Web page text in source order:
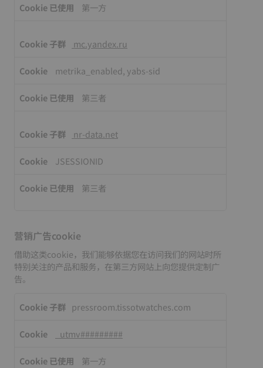
第一方
mc.yandex.ru
metrika_enabled, yabs-sid
第三者
nr-data.net
JSESSIONID
第三者
营销广告cookie
借助这类cookie，我们能够依据您在访问我们的网站时所
特别关注的产品和服务，在第三方网站上向您提供定制广
告。
销
广
告
cookie
pressroom.tissotwatches.com
_utmv#########
第一方